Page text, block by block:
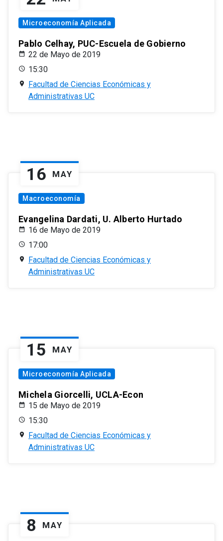
Microeconomía Aplicada
Pablo Celhay, PUC-Escuela de Gobierno
22 de Mayo de 2019
15:30
Facultad de Ciencias Económicas y
Administrativas UC
16 MAY
Macroeconomía
Evangelina Dardati, U. Alberto Hurtado
16 de Mayo de 2019
17:00
Facultad de Ciencias Económicas y
Administrativas UC
15 MAY
Microeconomía Aplicada
Michela Giorcelli, UCLA-Econ
15 de Mayo de 2019
15:30
Facultad de Ciencias Económicas y
Administrativas UC
8 MAY